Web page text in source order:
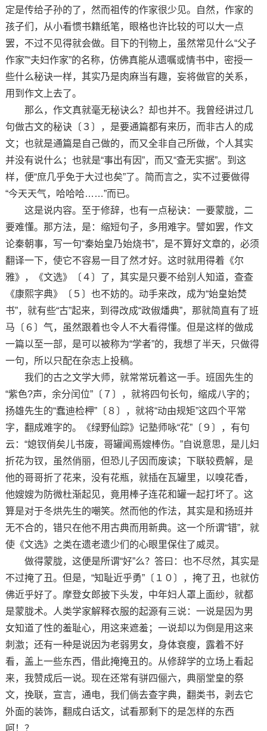
定是传给子孙的了，然而祖传的作家很少见。自然，作家的
孩子们，从小看惯书籍纸笔，眼格也许比较的可以大一点
罢，不过不见得就会做。目下的刊物上，虽然常见什么“父子
作家”“夫妇作家”的名称，仿佛真能从遗嘱或情书中，密授一
些什么秘诀一样，其实乃是肉麻当有趣，妄将做官的关系，
用到作文上去了。
那么，作文真就毫无秘诀么？却也并不。我曾经讲过几
句做古文的秘诀〔３〕，是要通篇都有来历，而非古人的成
文；也就是通篇是自己做的，而又全非自己所做，个人其实
并没有说什么；也就是“事出有因”，而又“查无实据”。到这
样，便“庶几乎免于大过也矣”了。简而言之，实不过要做得
“今天天气，哈哈哈……”而已。
这是说内容。至于修辞，也有一点秘诀：一要蒙胧，二
要难懂。那方法，是：缩短句子，多用难字。譬如罢，作文
论秦朝事，写一句“秦始皇乃始烧书”，是不算好文章的，必须
翻译一下，使它不容易一目了然才好。这时就用得着《尔
雅》，《文选》〔４〕了，其实是只要不给别人知道，查查
《康熙字典》〔５〕也不妨的。动手来改，成为“始皇始焚
书”，就有些“古”起来，到得改成“政俶燔典”，那就简直有了班
马〔６〕气，虽然跟着也令人不大看得懂。但是这样的做成
一篇以至一部，是可以被称为“学者”的，我想了半天，只做得
一句，所以只配在杂志上投稿。
我们的古之文学大师，就常常玩着这一手。班固先生的
“紫色?声，余分闰位”〔７〕，就将四句长句，缩成八字的；
扬雄先生的“蠢迪检柙”〔８〕，就将“动由规矩”这四个平常
字，翻成难字的。《绿野仙踪》记塾师咏“花”〔９〕，有句
云：“媳钗俏矣儿书废，哥罐闻焉嫂棒伤。”自说意思，是儿妇
折花为钗，虽然俏丽，但恐儿子因而废读；下联较费解，是
他的哥哥折了花来，没有花瓶，就插在瓦罐里，以嗅花香，
他嫂嫂为防微杜渐起见，竟用棒子连花和罐一起打坏了。这
算是对于冬烘先生的嘲笑。然而他的作法，其实是和扬班并
无不合的，错只在他不用古典而用新典。这一个所谓“错”，就
使《文选》之类在遗老遗少们的心眼里保住了威灵。
做得蒙胧，这便是所谓“好”么？答曰：也不尽然，其实是
不过掩了丑。但是，“知耻近乎勇”〔１０〕，掩了丑，也就仿
佛近乎好了。摩登女郎披下头发，中年妇人罩上面纱，就都
是蒙胧术。人类学家解释衣服的起源有三说：一说是因为男
女知道了性的羞耻心，用这来遮羞；一说却以为倒是用这来
刺激；还有一种是说因为老弱男女，身体衰瘦，露着不好
看，盖上一些东西，借此掩掩丑的。从修辞学的立场上看起
来，我赞成后一说。现在还常有骈四俪六，典丽堂皇的祭
文，挽联，宣言，通电，我们倘去查字典，翻类书，剥去它
外面的装饰，翻成白话文，试看那剩下的是怎样的东西
呵！？